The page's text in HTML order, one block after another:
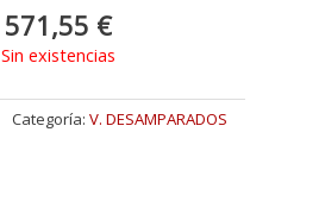
571,55 €
Sin existencias
Categoría: V. DESAMPARADOS